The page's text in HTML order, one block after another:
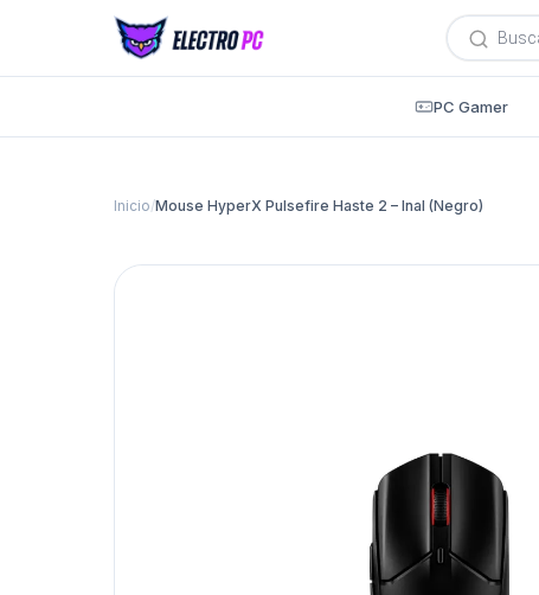
Búsqueda
de
productos
PC Gamer
Inicio/Mouse HyperX Pulsefire Haste 2 – Inal (Negro)